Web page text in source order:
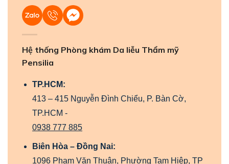
Hệ thống Phòng khám Da liễu Thẩm mỹ
Pensilia
TP.HCM:
413 – 415 Nguyễn Đình Chiểu, P. Bàn Cờ,
TP.HCM -
0938 777 885
Biên Hòa – Đồng Nai:
1096 Phạm Văn Thuận, Phường Tam Hiệp, TP